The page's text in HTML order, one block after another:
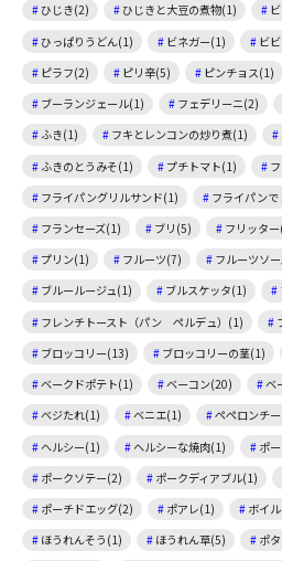
ひじき(2)
ひじきと大豆の煮物(1)
ひっぱりうどん(1)
ビネガー(1) ビ
ピラフ(2)
ピリ辛(5) ピンチョス(1)
ブーランジェール(1)
フェデリーニ(2)
ふき(1)
フキとレンコンの炒り煮(1)
ふきのとうみそ(1)
プチトマト(1)
フライパングリルサンド(1)
フライパン
フランセーズ(1)
ブリ(5) フリッタ
プリン(1)
フルーツ(7) フルーツソ
ブルールージュ(1)
ブルスケッタ(1)
フレンチトースト（パン ペルデュ）(1)
ブロッコリー(13)
ブロッコリーの茎(1)
ベークドポテト(1)
ベーコン(20)
ベ
ベジたれ(1)
ベニエ(1) ペペロンチ
ヘルシー(1)
ヘルシーな焼肉(1) ポ
ポークソテー(2)
ポークディアブル(1)
ポーチドエッグ(2)
ポアレ(1) ボイ
ほうれんそう(1)
ほうれん草(5) ポ